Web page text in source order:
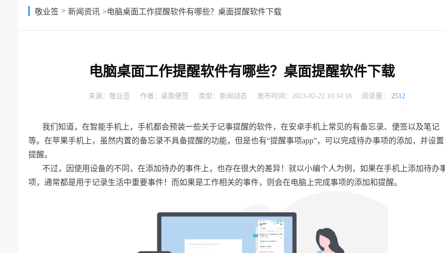
敬业签 > 新闻资讯 >电脑桌面工作提醒软件有哪些？桌面提醒软件下载
电脑桌面工作提醒软件有哪些？桌面提醒软件下载
来源： 敬业签 作者： 桌面便签 类型： 新闻动态 发布时间：2023-02-22 10:34:18 阅读量： 2512
我们知道，在智能手机上，手机都会预装一些关于记事提醒的软件，在安卓手机上常见的有备忘录、便签以及笔记
等。在苹果手机上，虽然内置的备忘录不具备提醒的功能，但是也有“提醒事项app”，可以完成待办事项的添加，并设置
提醒。
不过，因使用设备的不同，在添加待办的事件上，也存在很大的差异！就以小编个人为例，如果在手机上添加待办
项，通常都是用于记录生活中重要事件！而如果是工作相关的事件，则会在电脑上完成事项的添加和提醒。